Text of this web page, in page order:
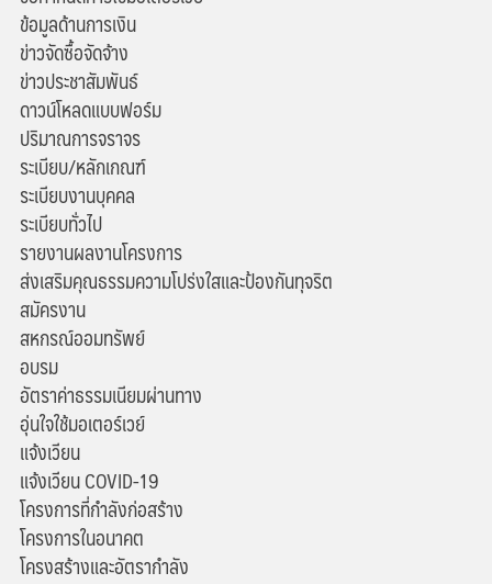
ข้อมูลด้านการเงิน
ข่าวจัดซื้อจัดจ้าง
ข่าวประชาสัมพันธ์
ดาวน์โหลดแบบฟอร์ม
ปริมาณการจราจร
ระเบียบ/หลักเกณฑ์
ระเบียบงานบุคคล
ระเบียบทั่วไป
รายงานผลงานโครงการ
ส่งเสริมคุณธรรมความโปร่งใสและป้องกันทุจริต
สมัครงาน
สหกรณ์ออมทรัพย์
อบรม
อัตราค่าธรรมเนียมผ่านทาง
อุ่นใจใช้มอเตอร์เวย์
แจ้งเวียน
แจ้งเวียน COVID-19
โครงการที่กำลังก่อสร้าง
โครงการในอนาคต
โครงสร้างและอัตรากำลัง